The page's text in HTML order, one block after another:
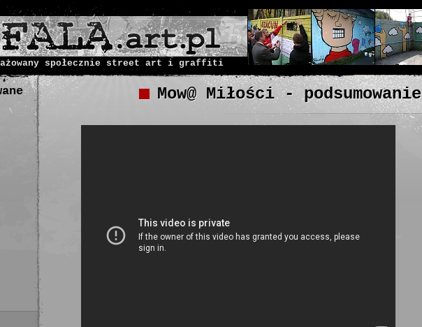
społecznie street art i graffiti
Mow@ Miłości - podsumowanie